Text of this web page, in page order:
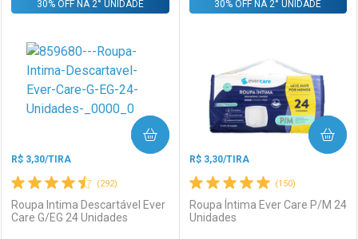
Laboratório
Por Menos
(292)
R$ 3,30/TIRA
Roupa Intima Descartável Ever
Care G/EG 24 Unidades
30% OFF NA 2° UNIDADE
COMPRAR
(150)
R$ 3,30/TIRA
Roupa Íntima Ever Care P/M 24
Unidades
30% OFF NA 2° UNIDADE
COMPRAR